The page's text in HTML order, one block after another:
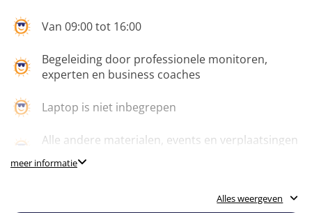
Van 09:00 tot 16:00
Begeleiding door professionele monitoren,
experten en business coaches
Laptop is niet inbegrepen
Alle andere materialen, events en verplaatsingen
meer informatie
Alles weergeven